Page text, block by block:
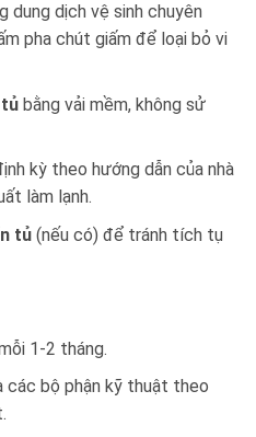
dung dịch vệ sinh chuyên
pha chút giấm để loại bỏ vi
bằng vải mềm, không sử
kỳ theo hướng dẫn của nhà
làm lạnh.
tủ(nếu có) để tránh tích tụ
1-2 tháng.
các bộ phận kỹ thuật theo